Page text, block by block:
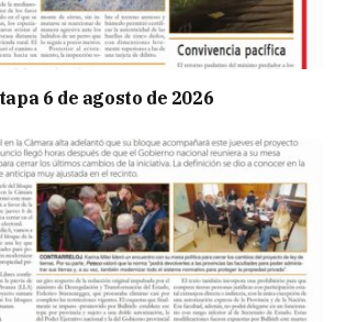
6 de agosto de 2026